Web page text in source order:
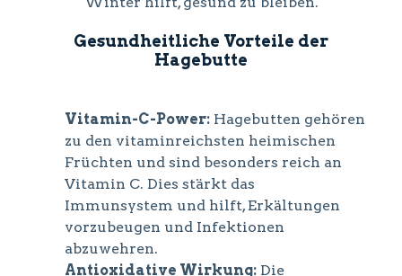
Gesundheitliche Vorteile der
Hagebutte
Vitamin-C-Power: Hagebutten gehören
zu den vitaminreichsten heimischen
Früchten und sind besonders reich an
Vitamin C. Dies stärkt das
Immunsystem und hilft, Erkältungen
vorzubeugen und Infektionen
abzuwehren.
Antioxidative Wirkung: Die